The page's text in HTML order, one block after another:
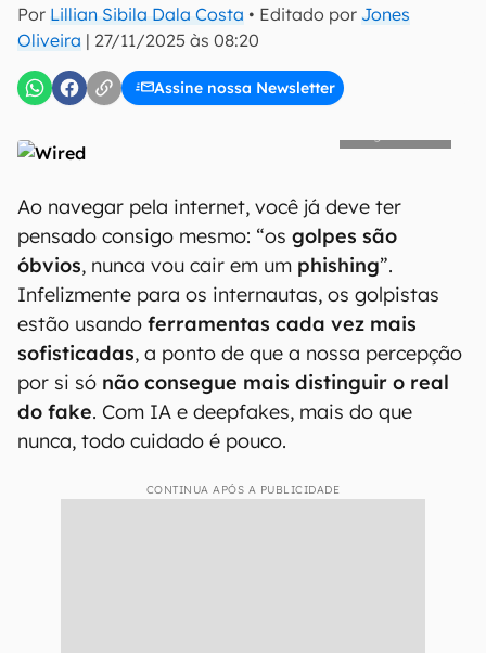
Por Lillian Sibila Dala Costa • Editado por Jones
Oliveira | 27/11/2025 às 08:20
Assine nossa Newsletter
Uso e Política de Privacidade do Canaltech.
Ao navegar pela internet, você já deve ter
pensado consigo mesmo: “os golpes são
óbvios, nunca vou cair em um phishing”.
Infelizmente para os internautas, os golpistas
estão usando ferramentas cada vez mais
sofisticadas, a ponto de que a nossa percepção
por si só não consegue mais distinguir o real
do fake. Com IA e deepfakes, mais do que
nunca, todo cuidado é pouco.
CONTINUA APÓS A PUBLICIDADE